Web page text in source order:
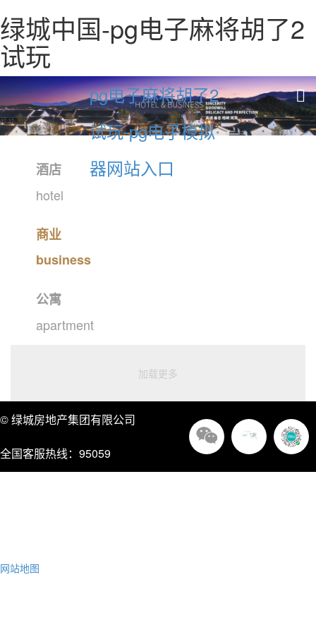
绿城中国-pg电子麻将胡了2
试玩
pg电子麻将胡了2
试玩-pg电子模拟
器网站入口
酒店
hotel
商业
business
公寓
apartment
加载更多
© 绿城房地产集团有限公司
全国客服热线：95059
网站地图